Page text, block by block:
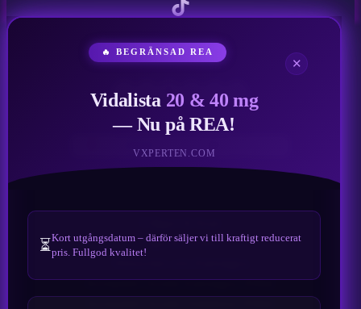
TikTok
✕
🔥 BEGRÄNSAD REA
Vidalista 20 & 40 mg
— Nu på REA!
VXPERTEN.COM
⏳Kort utgångsdatum – därför säljer vi till kraftigt reducerat
pris. Fullgod kvalitet!
Tips & Tricks
Komplett Guide Kamagra (FAQ)